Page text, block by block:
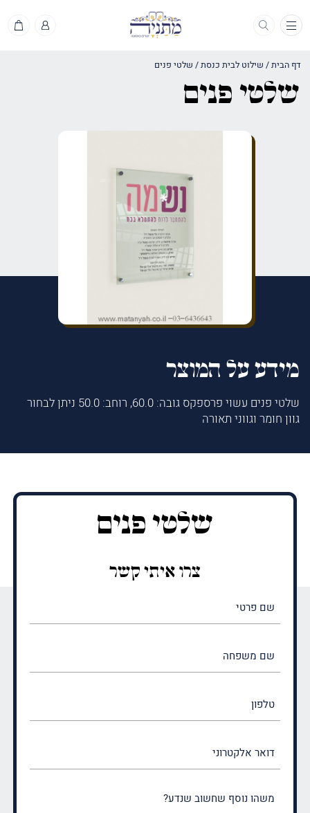
תפריט
דף הבית/ שילוט לבית כנסת/ שלטי פנים
שלטי פנים
מידע על המוצר
שלטי פנים עשוי פרספקס גובה: 60.0, רוחב: 50.0 ניתן לבחור
גוון חומר וגווני תאורה
שלטי פנים
צרו איתי קשר
(חובה)
(חובה)